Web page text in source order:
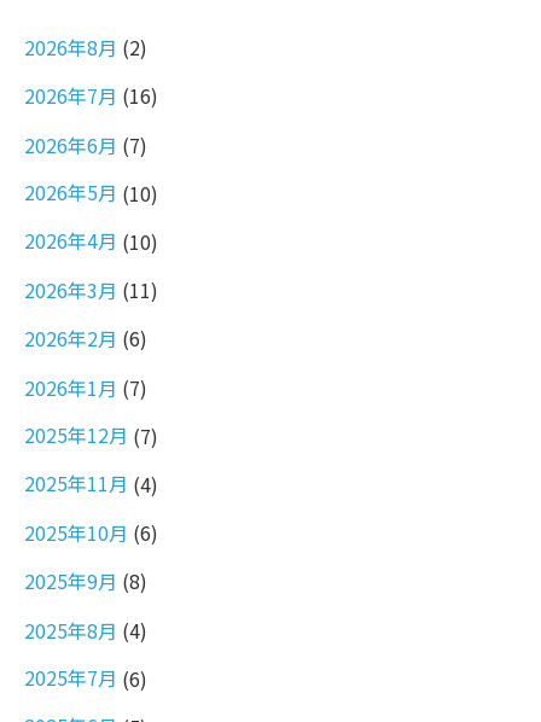
2026年8月 (2)
2026年7月 (16)
2026年6月 (7)
2026年5月 (10)
2026年4月 (10)
2026年3月 (11)
2026年2月 (6)
2026年1月 (7)
2025年12月 (7)
2025年11月 (4)
2025年10月 (6)
2025年9月 (8)
2025年8月 (4)
2025年7月 (6)